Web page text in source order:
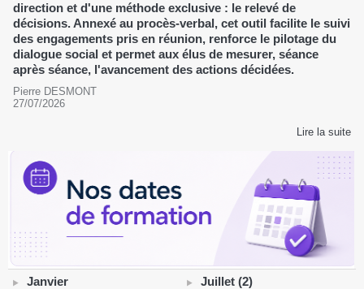
direction et d'une méthode exclusive : le relevé de
décisions. Annexé au procès-verbal, cet outil facilite le suivi
des engagements pris en réunion, renforce le pilotage du
dialogue social et permet aux élus de mesurer, séance
après séance, l'avancement des actions décidées.
Pierre DESMONT
27/07/2026
Lire la suite
Janvier
Juillet (2)